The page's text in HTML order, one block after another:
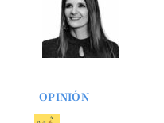
OPINIÓN